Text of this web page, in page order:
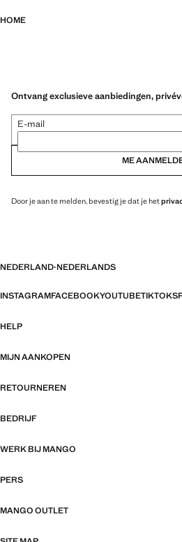
HOME
Ontvang exclusieve aanbiedingen,
E-mail
ME
Door je aan te melden, bevestig je dat je het
NEDERLAND·NEDERLANDS
INSTAGRAMFACEBOOKYOUTUBETIKTOK
HELP
MIJN AANKOPEN
RETOURNEREN
BEDRIJF
WERK BIJ MANGO
PERS
MANGO OUTLET